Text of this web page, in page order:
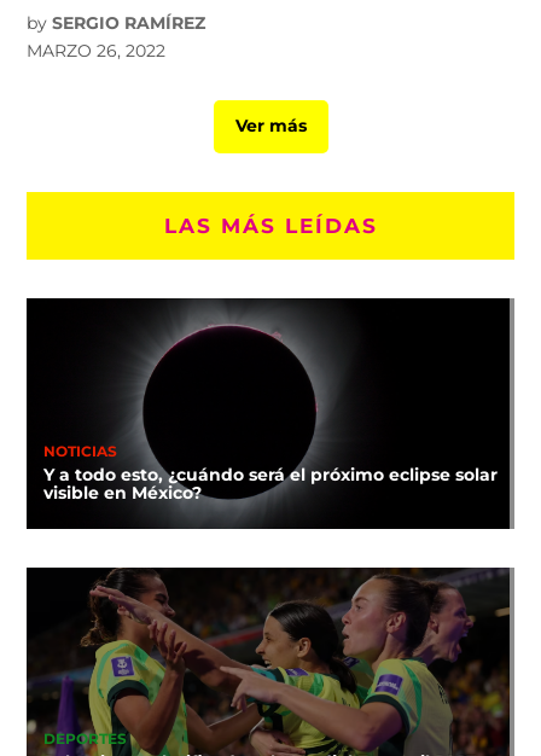
by SERGIO RAMÍREZ
MARZO 26, 2022
Ver más
LAS MÁS LEÍDAS
NOTICIAS
Y a todo esto, ¿cuándo será el próximo eclipse solar
visible en México?
DEPORTES